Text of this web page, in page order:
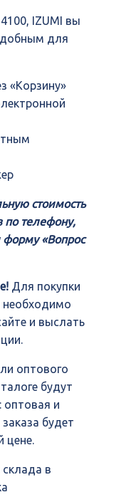
IZUMI вы
для
«Корзину»
стоимость
по телефону,
«Вопрос
Для покупки
необходимо
и выслать
оптового
будут
оптовая и
будет
цене.
в